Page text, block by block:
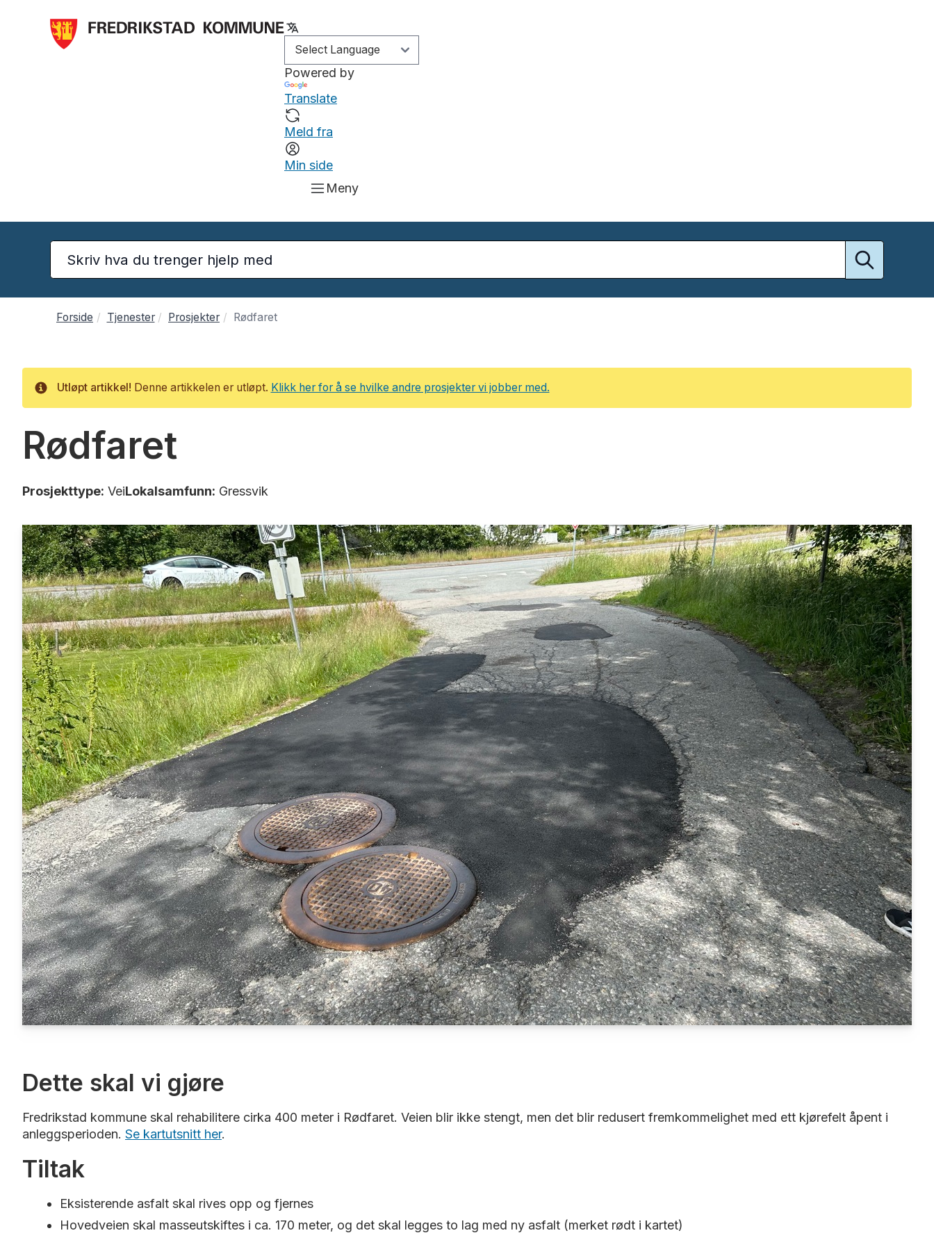
Powered by
Translate
Meld fra
Min side
Meny
Forside Tjenester Prosjekter Rødfaret
Info Utløpt artikkel! Denne artikkelen er utløpt. Klikk her for å se hvilke andre prosjekter vi jobber med.
Rødfaret
Prosjekttype: VeiLokalsamfunn: Gressvik
Dette skal vi gjøre
Fredrikstad kommune skal rehabilitere cirka 400 meter i Rødfaret. Veien blir ikke stengt, men det blir redusert fremkommelighet med ett kjørefelt åpent i
anleggsperioden. Se kartutsnitt her.
Tiltak
Eksisterende asfalt skal rives opp og fjernes
Hovedveien skal masseutskiftes i ca. 170 meter, og det skal legges to lag med ny asfalt (merket rødt i kartet)